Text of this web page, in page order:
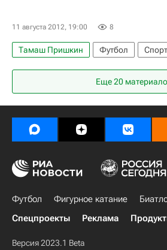
11 августа 2012, 19:00 8
Тамаш Пришкин Футбол
Спорт
РПЛ 2026-2027 (Чемпионат России
Локомотив (Москва)
Алания
Антон Григорьев
Маркес Майкон
Денис Глушаков
Роман
Еще 20
Футбол Фигурное катание
Спецпроекты
Реклама
Версия 2023.1 Beta